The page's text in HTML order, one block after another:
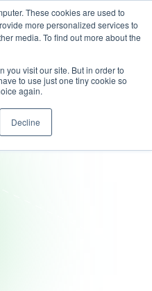
These cookies are used to
more personalized services to
media. To find out more about the
you visit our site. But in order to
to use just one tiny cookie so
again.
Decline